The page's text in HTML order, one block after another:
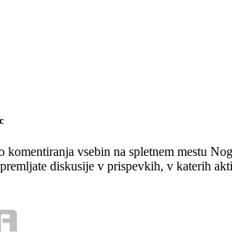
komentiranja vsebin na spletnem mestu
diskusije v prispevkih, v katerih